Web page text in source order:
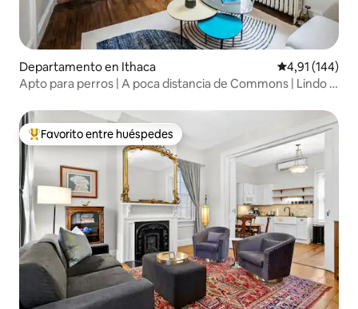
Departamento en Ithaca Calificación
4,91 (144)
Apto para perros | A poca distancia de Commons | Lindo y
Favorito entre los huéspedes más destacados
Favorito entre huéspedes